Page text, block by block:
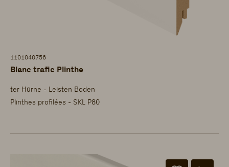
1101040756
Blanc trafic Plinthe
ter Hürne - Leisten Boden
Plinthes profilées - SKL P80